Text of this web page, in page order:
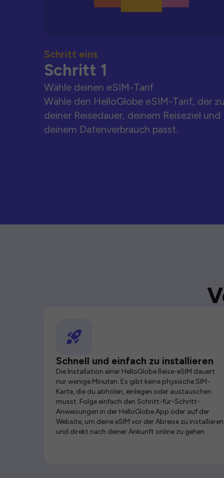
Schritt eins
Schritt 1
Wähle deinen eSIM-Tarif
Wähle den HelloGlobe eSIM-Tarif, der
deiner Reisedauer, deinem Reiseziel und
deinem Datenverbrauch passt.
Schnell und einfach zu installieren
Die Installation einer HelloGlobe Reise-eSIM dauert
nur wenige Minuten. Es gibt keine physische SIM-
Karte, die du abholen, einlegen oder austauschen
musst. Folge einfach den Schritt-für-Schritt-
Anweisungen in der HelloGlobe App oder auf der
Website, um deine eSIM vor der Abreise zu installieren
und direkt nach deiner Ankunft online zu gehen.